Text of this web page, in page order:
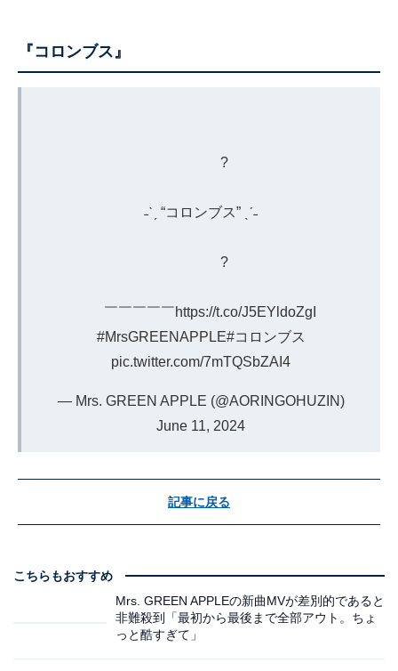
『コロンブス』
?️
˗ˋˏ “コロンブス” ˎˊ˗
?
￣￣￣￣￣https://t.co/J5EYldoZgI
#MrsGREENAPPLE#コロンブス
pic.twitter.com/7mTQSbZAI4
— Mrs. GREEN APPLE (@AORINGOHUZIN)
June 11, 2024
記事に戻る
こちらもおすすめ
Mrs. GREEN APPLEの新曲MVが差別的であると
非難殺到「最初から最後まで全部アウト。ちょ
っと酷すぎて」